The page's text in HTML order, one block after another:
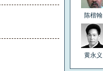
陈楷翰
黄永义